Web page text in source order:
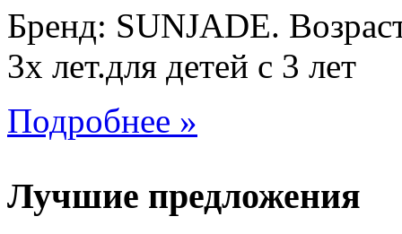
Бренд: SUNJADE.
3х лет.для детей с 3 лет
Подробнее »
Лучшие предложения